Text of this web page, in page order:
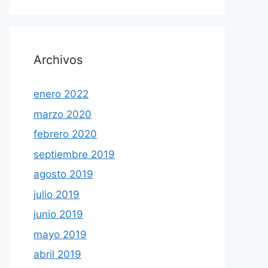
Archivos
enero 2022
marzo 2020
febrero 2020
septiembre 2019
agosto 2019
julio 2019
junio 2019
mayo 2019
abril 2019